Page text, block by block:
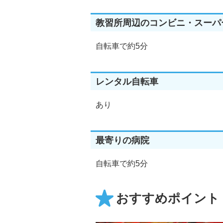
教習所周辺のコンビニ・スーパ
自転車で約5分
レンタル自転車
あり
最寄りの病院
自転車で約5分
おすすめポイント